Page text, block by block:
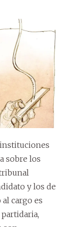
sobre los
y los de
cargo es